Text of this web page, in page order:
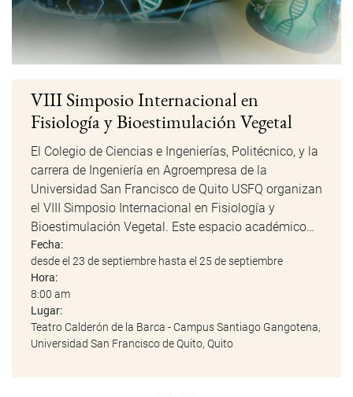
VIII Simposio Internacional en
Fisiología y Bioestimulación Vegetal
El Colegio de Ciencias e Ingenierías, Politécnico, y la
carrera de Ingeniería en Agroempresa de la
Universidad San Francisco de Quito USFQ organizan
el VIII Simposio Internacional en Fisiología y
Bioestimulación Vegetal. Este espacio académico…
Fecha:
desde el 23 de septiembre hasta el 25 de septiembre
Hora:
8:00 am
Lugar:
Teatro Calderón de la Barca - Campus Santiago Gangotena,
Universidad San Francisco de Quito, Quito